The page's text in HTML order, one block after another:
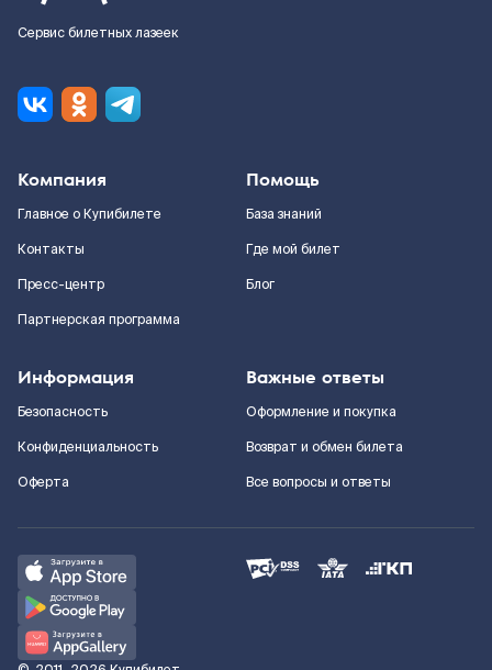
Сервис билетных лазеек
Компания
Главное о Купибилете
Контакты
Пресс-центр
Партнерская программа
Помощь
База знаний
Где мой билет
Блог
Информация
Безопасность
Конфиденциальность
Оферта
Важные ответы
Оформление и покупка
Возврат и обмен билета
Все вопросы и ответы